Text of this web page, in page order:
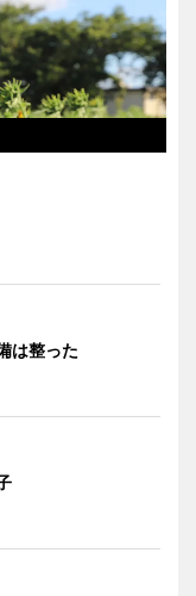
は整った